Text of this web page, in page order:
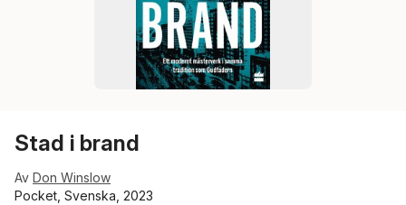
Stad i brand
Av Don Winslow
Pocket, Svenska, 2023